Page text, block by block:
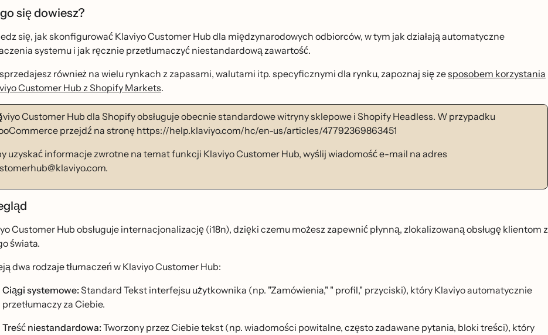
się dowiesz?
się, jak skonfigurować Klaviyo Customer Hub dla międzynarodowych odbiorców, w tym jak działają automatyczne
systemu i jak ręcznie przetłumaczyć niestandardową zawartość.
również na wielu rynkach z zapasami, walutami itp. specyficznymi dla rynku, zapoznaj się zesposobem korzystania
Customer Hub z Shopify Markets.
Customer Hub dla Shopify obsługuje obecnie standardowe witryny sklepowe i Shopify Headless. W przypadku
przejdź na stronę https://help.klaviyo.com/hc/en-us/articles/47792369863451
uzyskać informacje zwrotne na temat funkcji Klaviyo Customer Hub, wyślij wiadomość e-mail na adres
Customer Hub obsługuje internacjonalizację (i18n), dzięki czemu możesz zapewnić płynną, zlokalizowaną obsługę klientom z
świata.
dwa rodzaje tłumaczeń w Klaviyo Customer Hub:
Ciągi systemowe:Standard Tekst interfejsu użytkownika (np. "Zamówienia," " profil," przyciski), który Klaviyo automatycznie
przetłumaczy za Ciebie.
Treść niestandardowa:Tworzony przez Ciebie tekst (np. wiadomości powitalne, często zadawane pytania, bloki treści), który